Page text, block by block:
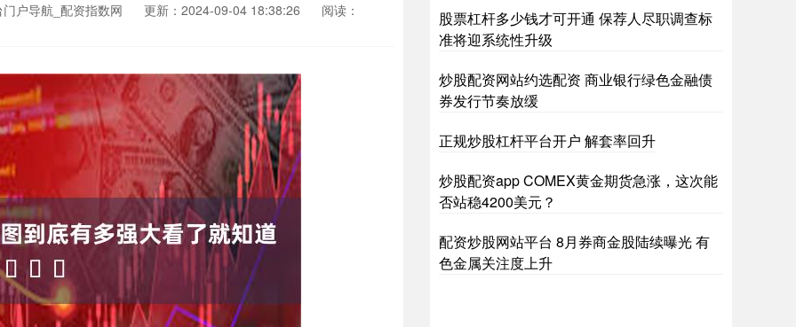
户导航_配资指数网 更新：2024-09-04 18:38:26 阅读：
股票杠杆多少钱才可开通 保荐人尽职调查标
准将迎系统性升级
炒股配资网站约选配资 商业银行绿色金融债
券发行节奏放缓
正规炒股杠杆平台开户 解套率回升
炒股配资app COMEX黄金期货急涨，这次能
否站稳4200美元？
配资炒股网站平台 8月券商金股陆续曝光 有
色金属关注度上升